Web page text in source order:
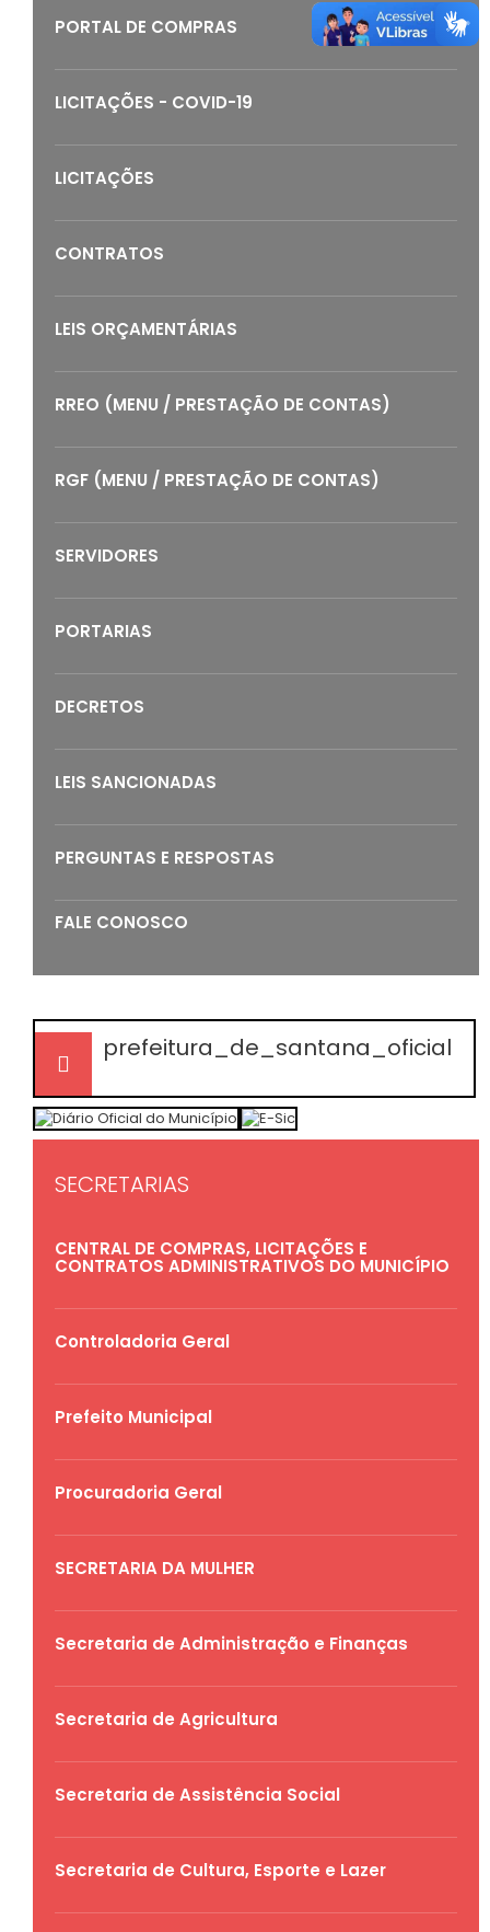
PORTAL DE COMPRAS
LICITAÇÕES - COVID-19
LICITAÇÕES
CONTRATOS
LEIS ORÇAMENTÁRIAS
RREO (MENU / PRESTAÇÃO DE CONTAS)
RGF (MENU / PRESTAÇÃO DE CONTAS)
SERVIDORES
PORTARIAS
DECRETOS
LEIS SANCIONADAS
PERGUNTAS E RESPOSTAS
FALE CONOSCO
prefeitura_de_santana_oficial
SECRETARIAS
CENTRAL DE COMPRAS, LICITAÇÕES E
CONTRATOS ADMINISTRATIVOS DO MUNICÍPIO
Controladoria Geral
Prefeito Municipal
Procuradoria Geral
SECRETARIA DA MULHER
Secretaria de Administração e Finanças
Secretaria de Agricultura
Secretaria de Assistência Social
Secretaria de Cultura, Esporte e Lazer